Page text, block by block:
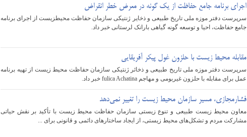
اجرای برنامه جامع حفاظت از یک گونه در معرض خطر انقراض
سرپرست دفتر موزه ملی تاریخ طبیعی و ذخایر ژنتیکی سازمان حفاظت محیطزیست از اجرای برنامه
جامع حفاظت، احیا و توسعه گونه گیاهی بارانک لرستانی خبر داد.
مقابله محیط زیست با حلزون غول پیکر آفریقایی
سرپرست دفتر موزه ملی تاریخ طبیعی و ذخائر ژنتیکی سازمان حفاظت محیط زیست از تهیه برنامه
عمل برای مقابله با حلزون غیربومی و مهاجم fulica Achatina خبر داد.
فشارمجازی، مسیر سازمان محیط زیست را تغییر نمی‌دهد
معاون محیط زیست طبیعی و تنوع زیستی سازمان حفاظت محیط زیست با تأکید بر نقش حیاتی
مشارکت مردم و تشکل‌های محیط زیستی، از ایجاد ساختارهای دائمی و قانونی برای ...